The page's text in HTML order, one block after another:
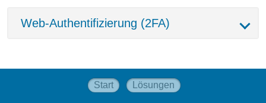
Web-Authentifizierung (2FA)
Start Lösungen